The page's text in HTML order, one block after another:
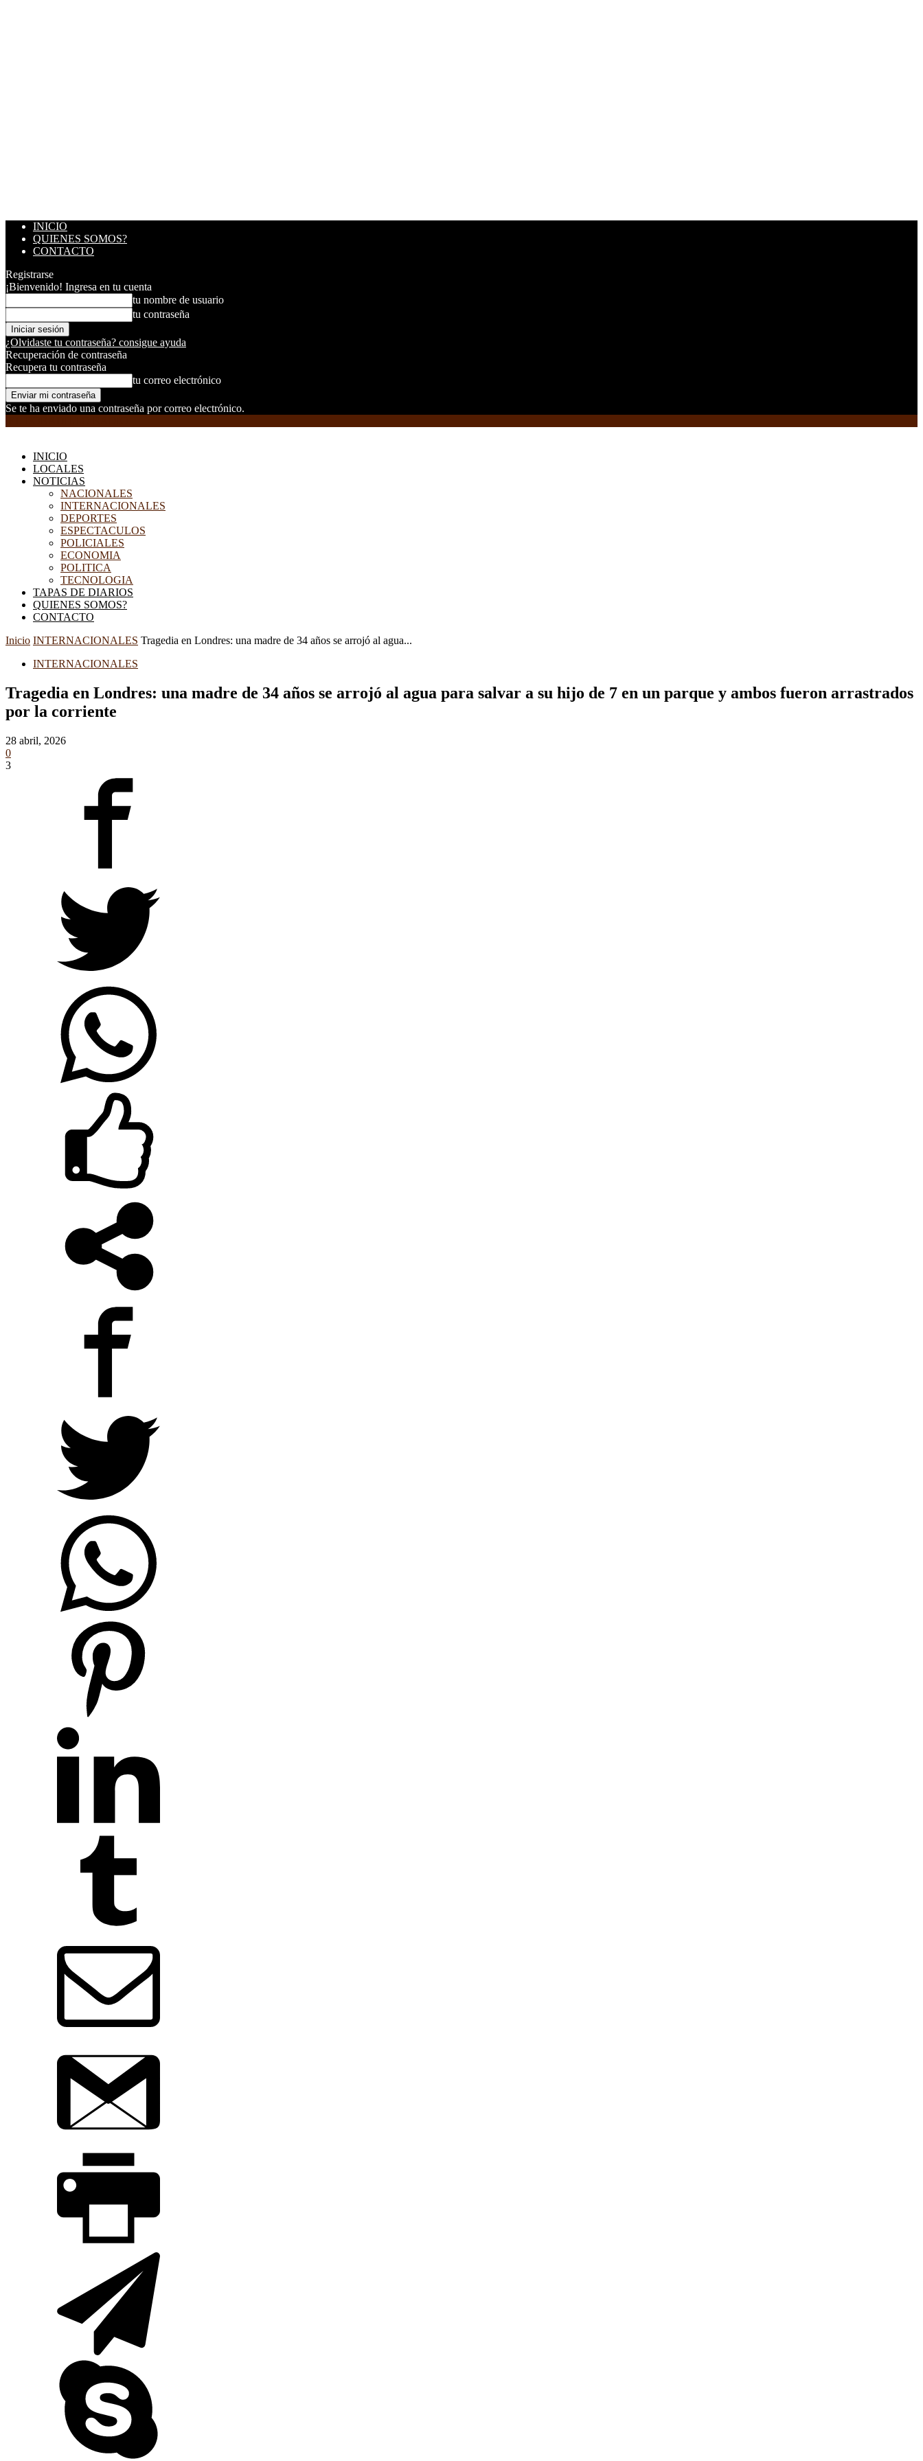
INICIO
QUIENES SOMOS?
CONTACTO
Registrarse
¡Bienvenido! Ingresa en tu cuenta
tu nombre de usuario
tu contraseña
¿Olvidaste tu contraseña? consigue ayuda
Recuperación de contraseña
Recupera tu contraseña
tu correo electrónico
Se te ha enviado una contraseña por correo electrónico.
INICIO
LOCALES
NOTICIAS
NACIONALES
INTERNACIONALES
DEPORTES
ESPECTACULOS
POLICIALES
ECONOMIA
POLITICA
TECNOLOGIA
TAPAS DE DIARIOS
QUIENES SOMOS?
CONTACTO
Inicio INTERNACIONALES Tragedia en Londres: una madre de 34 años se arrojó al agua...
INTERNACIONALES
Tragedia en Londres: una madre de 34 años se arrojó al agua para salvar a su hijo de 7 en un parque y ambos fueron arrastrados
por la corriente
28 abril, 2026
0
3